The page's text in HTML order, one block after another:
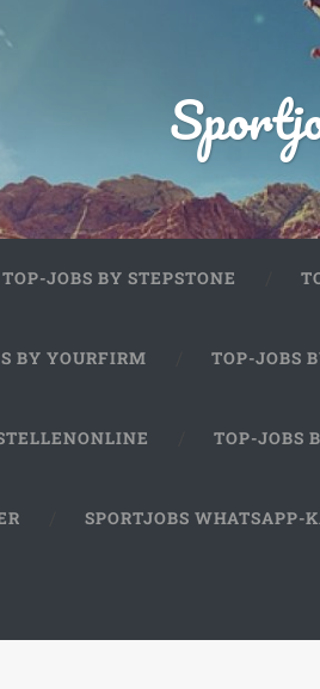
TOP-JOBS BY STEPSTONE
BY YOURFIRM TOP-JOBS
TOP-JOBS
SPORTJOBS WHATSAPP-